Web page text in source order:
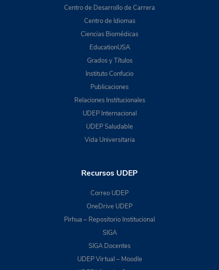
Centro de Desarrollo de Carrera
Centro de Idiomas
Ciencias Biomédicas
EducationUSA
Grados y Títulos
Instituto Confucio
Publicaciones
Relaciones Institucionales
UDEP Internacional
UDEP Saludable
Vida Universitaria
Recursos UDEP
Correo UDEP
OneDrive UDEP
Pirhua – Repositorio Institucional
SIGA
SIGA Docentes
UDEP Virtual – Moodle